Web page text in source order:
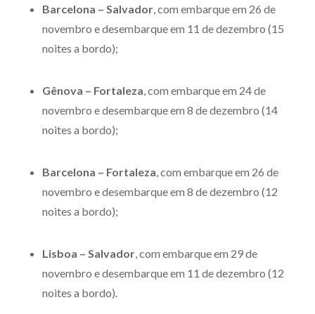
Barcelona – Salvador, com embarque em 26 de
novembro e desembarque em 11 de dezembro (15
noites a bordo);
Gênova – Fortaleza, com embarque em 24 de
novembro e desembarque em 8 de dezembro (14
noites a bordo);
Barcelona – Fortaleza, com embarque em 26 de
novembro e desembarque em 8 de dezembro (12
noites a bordo);
Lisboa – Salvador, com embarque em 29 de
novembro e desembarque em 11 de dezembro (12
noites a bordo).